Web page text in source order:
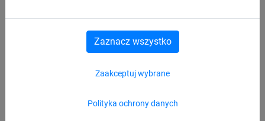
Polityka ochrony danych
Zaakceptuj wybrane
Zaznacz wszystko